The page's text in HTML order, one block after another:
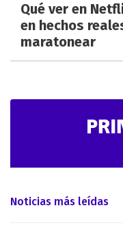
Qué ver en
en hechos
maratonear
Noticias más leídas